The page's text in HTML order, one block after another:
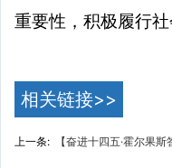
重要性，积极履行
相关链接>>
上一条: 【奋进十四五·霍尔果